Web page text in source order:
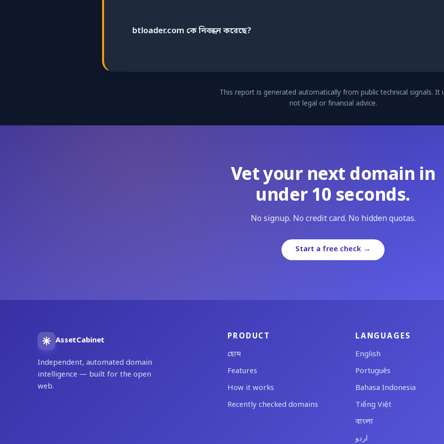
btloader.com কে নিবন্ধন করেছে?
This report is generated automatically from public technical signals. It
not legal or financial advice.
Vet your next domain in
under 10 seconds.
No signup. No credit card. No hidden quotas.
Start a free check →
AssetCabinet
Independent, automated domain
intelligence — built for the open
web.
PRODUCT
হোম
Features
How it works
Recently checked domains
LANGUAGES
English
Português
Bahasa Indonesia
Tiếng Việt
বাংলা
اردو